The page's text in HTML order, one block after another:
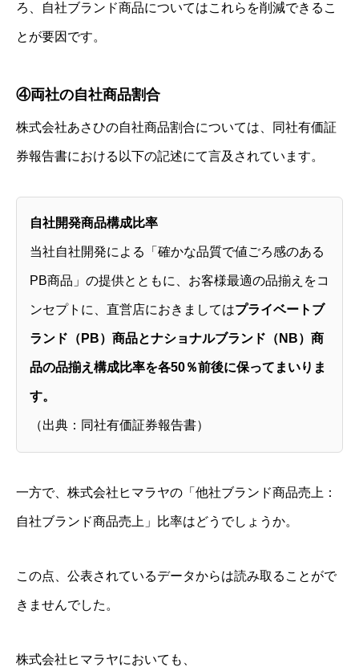
ろ、自社ブランド商品についてはこれらを削減できるこ
とが要因です。
④両社の自社商品割合
株式会社あさひの自社商品割合については、同社有価証
券報告書における以下の記述にて言及されています。
自社開発商品構成比率
当社自社開発による「確かな品質で値ごろ感のある
PB商品」の提供とともに、お客様最適の品揃えをコ
ンセプトに、直営店におきましてはプライベートブ
ランド（PB）商品とナショナルブランド（NB）商
品の品揃え構成比率を各50％前後に保ってまいりま
す。
（出典：同社有価証券報告書）
一方で、株式会社ヒマラヤの「他社ブランド商品売上：
自社ブランド商品売上」比率はどうでしょうか。
この点、公表されているデータからは読み取ることがで
きませんでした。
株式会社ヒマラヤにおいても、